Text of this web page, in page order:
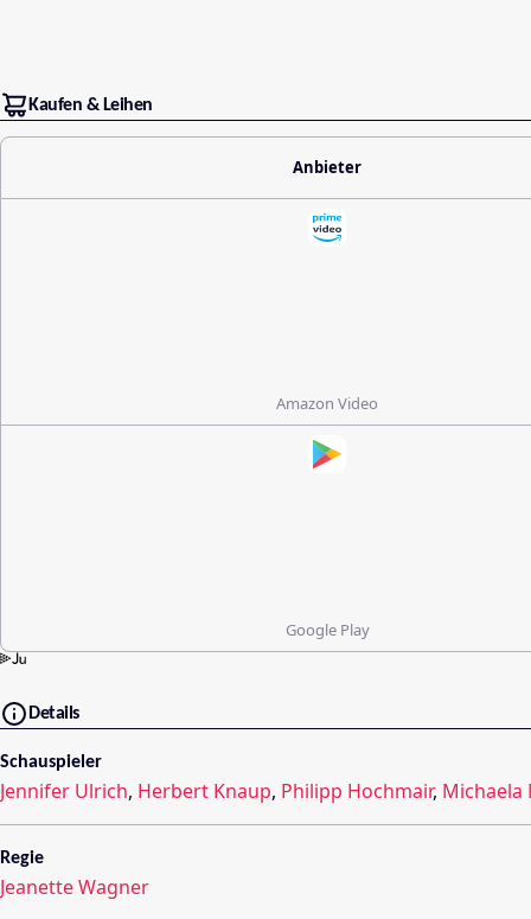
Kaufen & Leihen
Anbieter
Amazon Video
Google Play
Details
Schauspieler
Jennifer Ulrich, Herbert Knaup, Philipp Hochmair, Michaela
Regie
Jeanette Wagner